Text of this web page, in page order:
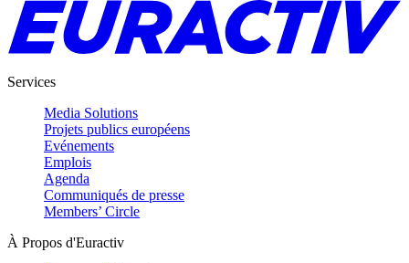
Services
Media Solutions
Projets publics européens
Evénements
Emplois
Agenda
Communiqués de presse
Members’ Circle
À Propos d'Euractiv